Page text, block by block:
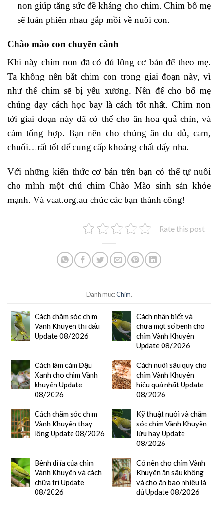
non giúp tăng sức đề kháng cho chim. Chim bố mẹ
sẽ luân phiên nhau gắp mồi về nuôi con.
Chào mào con chuyền cành
Khi này chim non đã có đủ lông cơ bản để theo mẹ.
Ta không nên bắt chim con trong giai đoạn này, vì
như thế chim sẽ bị yếu xương. Nên để cho bố mẹ
chúng dạy cách học bay là cách tốt nhất. Chim non
tới giai đoạn này đã có thể cho ăn hoa quả chín, và
cám tổng hợp. Bạn nên cho chúng ăn đu đủ, cam,
chuối…rất tốt để cung cấp khoáng chất đấy nha.
Với những kiến thức cơ bản trên bạn có thể tự nuôi
cho mình một chú chim Chào Mào sinh sản khỏe
mạnh. Và vaat.org.au chúc các bạn thành công!
Rate this post
Danh mục:Chim.
Cách chăm sóc chim
Vành Khuyên thi đấu
Update 08/2026
Cách nhận biết và
chữa một số bệnh cho
chim Vành Khuyên
Update 08/2026
Cách làm cám Đậu
Xanh cho chim Vành
khuyên Update
08/2026
Cách nuôi sâu quy cho
chim Vành Khuyên
hiệu quả nhất Update
08/2026
Cách chăm sóc chim
Vành Khuyên thay
lông Update 08/2026
Kỹ thuật nuôi và chăm
sóc chim Vành Khuyên
lứu hay Update
08/2026
Bệnh đi ỉa của chim
Vành Khuyên và cách
chữa trị Update
08/2026
Có nên cho chim Vành
Khuyên ăn sâu không
và cho ăn bao nhiêu là
đủ Update 08/2026